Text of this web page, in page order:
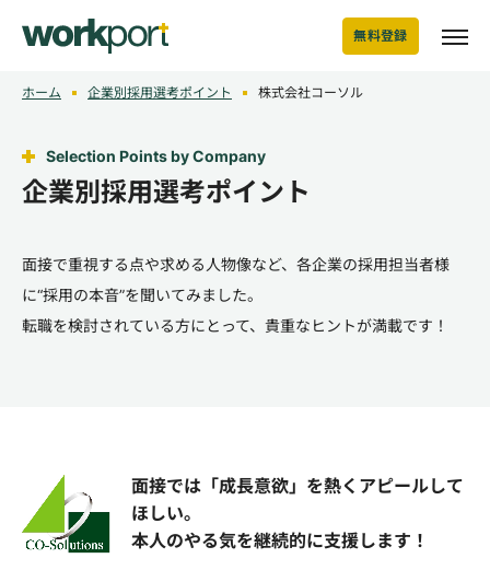
無料登録
ホーム 企業別採用選考ポイント 株式会社コーソル
Selection Points by Company
企業別採用選考ポイント
面接で重視する点や求める人物像など、各企業の採用担当者様
に“採用の本音”を聞いてみました。
転職を検討されている方にとって、貴重なヒントが満載です！
面接では「成長意欲」を熱くアピールして
ほしい。
本人のやる気を継続的に支援します！